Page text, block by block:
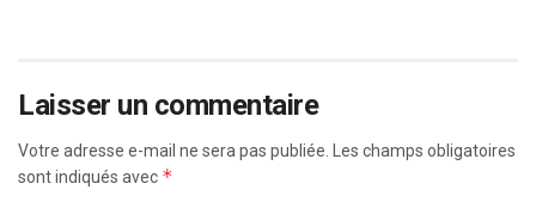
Laisser un commentaire
Votre adresse e-mail ne sera pas publiée. Les champs obligatoires
sont indiqués avec *